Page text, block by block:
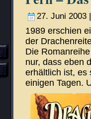
27. Juni 2003
1989 erschien
der
Die
nur, dass eben
erhältlich ist, es
einigen Tagen.